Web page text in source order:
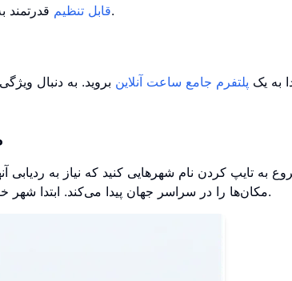
قابل تنظیمقدرتمند به شما امکان می‌دهد یک مرکز ردیابی زمان شخصی‌سازی‌شده بسازید.
به یک پلتفرم جامع ساعت آنلاین بروید. به دنبال
به تایپ کردن نام شهرهایی کنید که نیاز به
مکان‌ها را در سراسر جهان پیدا می‌کند. ابتدا شهر خود را اضافه کنید، سپس مکان مشتریان، اعضای تیم یا خانواده خود را.